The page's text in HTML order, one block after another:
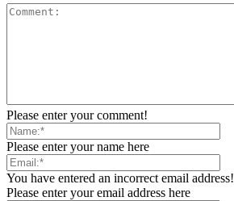
Please enter your comment!
Please enter your name here
You have entered an incorrect email address!
Please enter your email address here